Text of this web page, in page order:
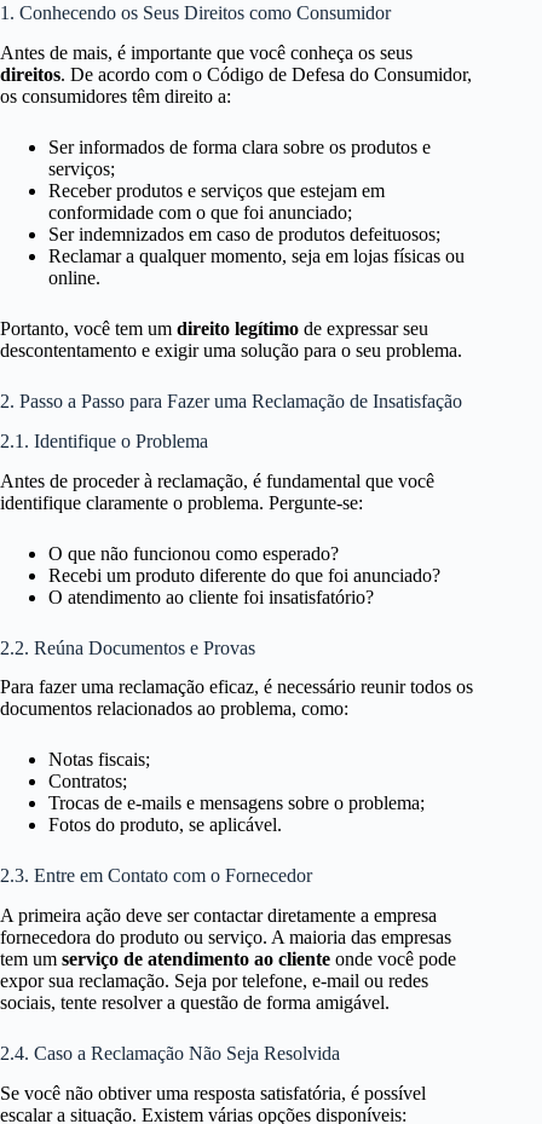
1. Conhecendo os Seus Direitos como Consumidor
Antes de mais, é importante que você conheça os seus
direitos. De acordo com o Código de Defesa do Consumidor,
os consumidores têm direito a:
Ser informados de forma clara sobre os produtos e
serviços;
Receber produtos e serviços que estejam em
conformidade com o que foi anunciado;
Ser indemnizados em caso de produtos defeituosos;
Reclamar a qualquer momento, seja em lojas físicas ou
online.
Portanto, você tem um direito legítimo de expressar seu
descontentamento e exigir uma solução para o seu problema.
2. Passo a Passo para Fazer uma Reclamação de Insatisfação
2.1. Identifique o Problema
Antes de proceder à reclamação, é fundamental que você
identifique claramente o problema. Pergunte-se:
O que não funcionou como esperado?
Recebi um produto diferente do que foi anunciado?
O atendimento ao cliente foi insatisfatório?
2.2. Reúna Documentos e Provas
Para fazer uma reclamação eficaz, é necessário reunir todos os
documentos relacionados ao problema, como:
Notas fiscais;
Contratos;
Trocas de e-mails e mensagens sobre o problema;
Fotos do produto, se aplicável.
2.3. Entre em Contato com o Fornecedor
A primeira ação deve ser contactar diretamente a empresa
fornecedora do produto ou serviço. A maioria das empresas
tem um serviço de atendimento ao cliente onde você pode
expor sua reclamação. Seja por telefone, e-mail ou redes
sociais, tente resolver a questão de forma amigável.
2.4. Caso a Reclamação Não Seja Resolvida
Se você não obtiver uma resposta satisfatória, é possível
escalar a situação. Existem várias opções disponíveis: